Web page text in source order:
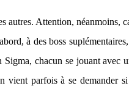
autres. Attention, néanmoins,
à des boss
chacun se jouant avec
parfois à se demander si